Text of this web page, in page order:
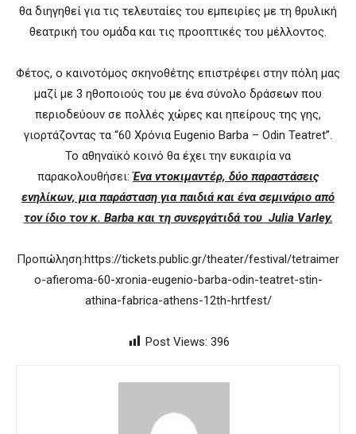
θα διηγηθεί για τις τελευταίες του εμπειρίες με τη θρυλική
θεατρική του ομάδα και τις προοπτικές του μέλλοντος.
Φέτος, ο καινοτόμος σκηνοθέτης επιστρέφει στην πόλη μας
μαζί με 3 ηθοποιούς του με ένα σύνολο δράσεων που
περιοδεύουν σε πολλές χώρες και ηπείρους της γης,
γιορτάζοντας τα “60 Χρόνια Eugenio Barba – Odin Teatret”.
Το αθηναϊκό κοινό θα έχει την ευκαιρία να
παρακολουθήσει:Ένα ντοκιμαντέρ, δύο παραστάσεις
ενηλίκων, μια παράσταση για παιδιά και ένα σεμινάριο από
τον ίδιο τον κ. Barba και τη συνεργάτιδά του Julia Varley.
Προπώληση:https://tickets.public.gr/theater/festival/tetraimer
o-afieroma-60-xronia-eugenio-barba-odin-teatret-stin-
athina-fabrica-athens-12th-hrtfest/
Post Views: 396